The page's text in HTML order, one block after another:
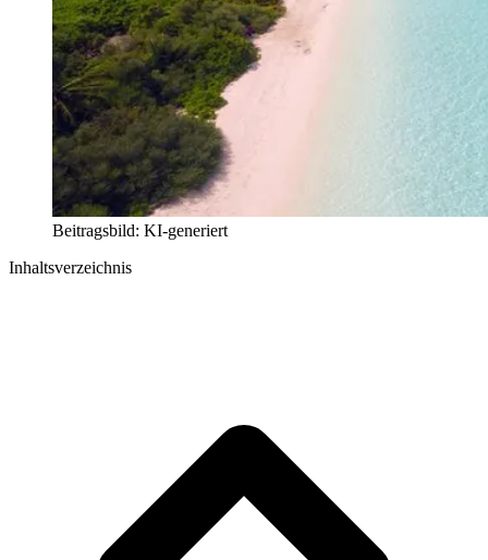
Beitragsbild: KI-generiert
Inhaltsverzeichnis